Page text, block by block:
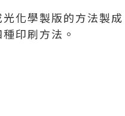
化學製版的方法製成
印刷方法。